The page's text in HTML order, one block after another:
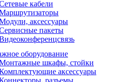
кабели
аксессуары
пакеты
оборудование
шкафы, стойки
аксессуары
разъемы